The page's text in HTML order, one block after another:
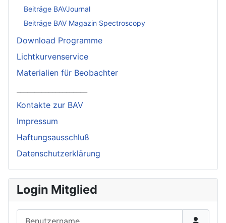
Beiträge BAVJournal
Beiträge BAV Magazin Spectroscopy
Download Programme
Lichtkurvenservice
Materialien für Beobachter
Kontakte zur BAV
Impressum
Haftungsausschluß
Datenschutzerklärung
Login Mitglied